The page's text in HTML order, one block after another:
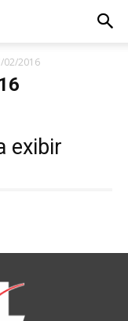
02/2016
exibir